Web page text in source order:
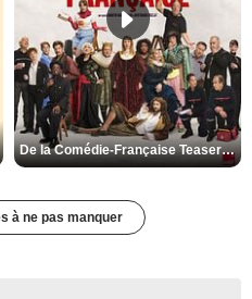
De la Comédie-Française Teaser VF
à ne pas manquer